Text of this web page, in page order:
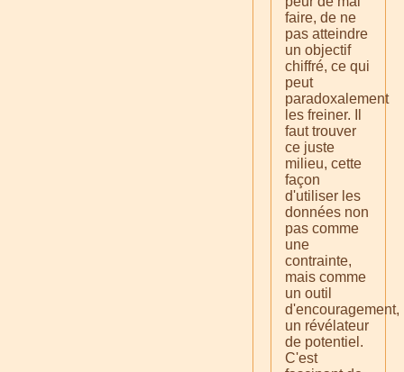
faire, de ne
pas atteindre
un objectif
chiffré, ce qui
peut
paradoxalement
les freiner. Il
faut trouver
ce juste
milieu, cette
façon
d'utiliser les
données non
pas comme
une
contrainte,
mais comme
un outil
d'encouragement,
un révélateur
de potentiel.
C'est